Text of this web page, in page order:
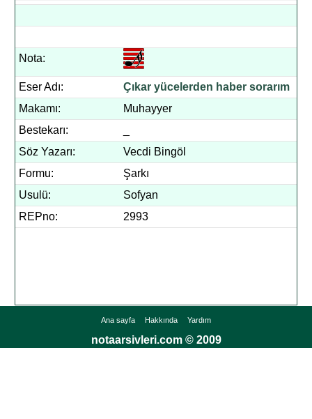
Nota:
Eser Adı:
Çıkar yücelerden haber sorarım
Makamı:
Muhayyer
Bestekarı:
Söz Yazarı:
Vecdi Bingöl
Formu:
Şarkı
Usulü:
Sofyan
REPno:
2993
Ana sayfa Hakkında Yardım
notaarsivleri.com © 2009